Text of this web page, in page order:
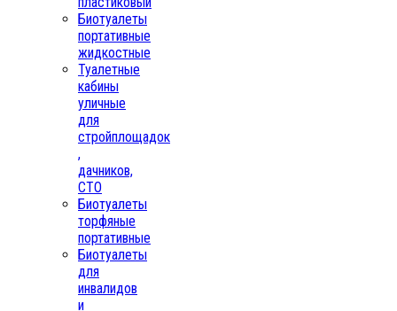
Биотуалеты
портативные
жидкостные
Туалетные
кабины
уличные
для
стройплощадок
,
дачников,
СТО
Биотуалеты
торфяные
портативные
Биотуалеты
для
инвалидов
и